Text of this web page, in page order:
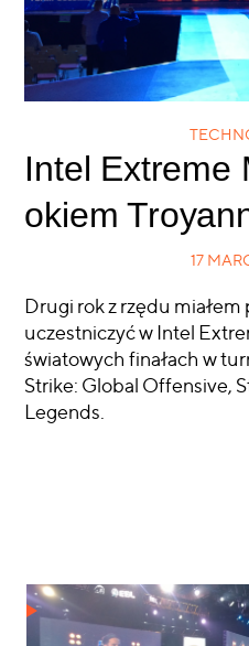
Intel Extreme
okiem
17
Drugi rok z rzędu
uczestniczyć w Intel
światowych finałach w
Strike: Global Offensive,
Legends.